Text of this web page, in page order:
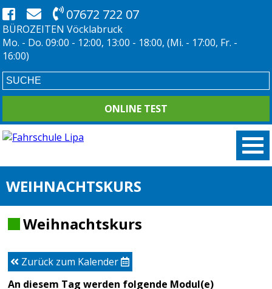
07672 722 07
BÜROZEITEN Vöcklabruck
Mo. - Do. 09:00 - 12:00, 13:00 - 18:00, (Mi. - 17:00, Fr. -
16:00)
ONLINE TEST
WEIHNACHTSKURS
Weihnachtskurs
Zurück zum Kalender
An diesem Tag werden folgende Modul(e)